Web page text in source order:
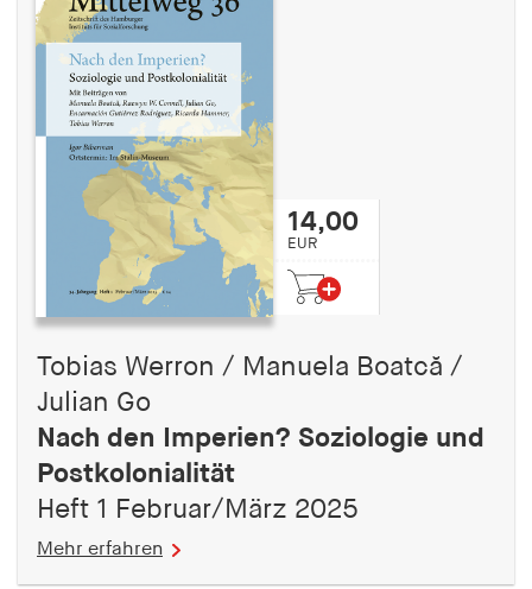
14,00
EUR
Tobias Werron / Manuela Boatcă /
Julian Go
Nach den Imperien? Soziologie und
Postkolonialität
Heft 1 Februar/März 2025
Mehr erfahren